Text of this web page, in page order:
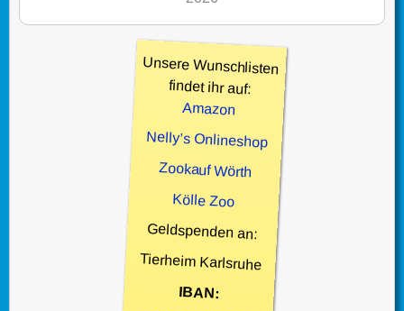
Unsere Wunschlisten
findet ihr auf:
Amazon
Nelly’s Onlineshop
Zookauf Wörth
Kölle Zoo
Geldspenden an:
Tierheim Karlsruhe
IBAN: